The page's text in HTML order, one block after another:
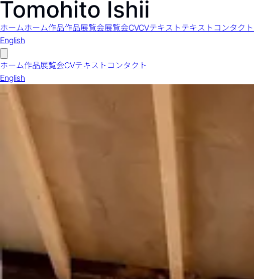
ホームホーム作品作品展覧会展覧会CVCVテキストテキスト コンタクト
English
ホーム作品展覧会CVテキスト コンタクト
English